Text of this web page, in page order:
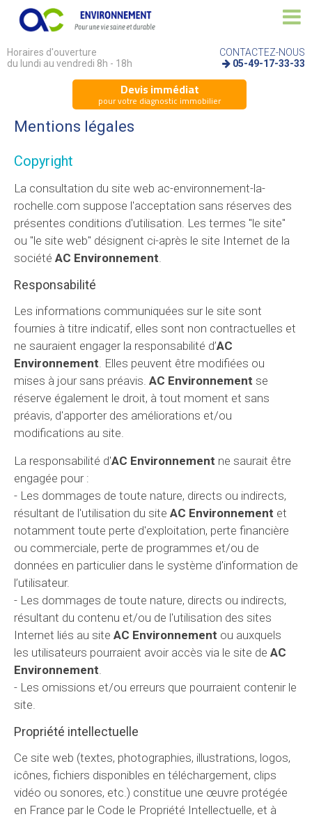
Horaires d'ouverture
du lundi au vendredi 8h - 18h
CONTACTEZ-NOUS
05-49-17-33-33
Devis immédiat
pour votre diagnostic immobilier
Mentions légales
Copyright
La consultation du site web ac-environnement-la-
rochelle.com suppose l'acceptation sans réserves des
présentes conditions d'utilisation. Les termes "le site"
ou "le site web" désignent ci-après le site Internet de la
société AC Environnement
Responsabilité
Les informations communiquées sur le site sont
fournies à titre indicatif, elles sont non contractuelles et
ne sauraient engager la responsabilité d’AC
Environnement . Elles peuvent être modifiées ou
mises à jour sans préavis. AC Environnement se
réserve également le droit, à tout moment et sans
préavis, d'apporter des améliorations et/ou
modifications au site.
La responsabilité d'AC Environnement ne saurait être
engagée pour :
- Les dommages de toute nature, directs ou indirects,
résultant de l'utilisation du site AC Environnement et
notamment toute perte d'exploitation, perte financière
ou commerciale, perte de programmes et/ou de
données en particulier dans le système d'information de
l’utilisateur.
- Les dommages de toute nature, directs ou indirects,
résultant du contenu et/ou de l'utilisation des sites
Internet liés au site AC Environnement ou auxquels
les utilisateurs pourraient avoir accès via le site de AC
Environnement
- Les omissions et/ou erreurs que pourraient contenir le
site.
Propriété intellectuelle
Ce site web (textes, photographies, illustrations, logos,
icônes, fichiers disponibles en téléchargement, clips
vidéo ou sonores, etc.) constitue une œuvre protégée
en France par le Code le Propriété Intellectuelle, et à